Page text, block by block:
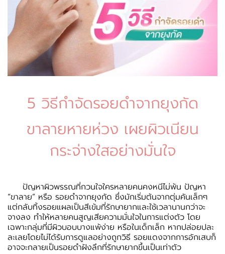
5 วิธีกำจัดรอยดำจากยุงกัด
ขาลายหายห่วง เผยผิวเนียน
กระจ่างใสอย่างมั่นใจ
ปัญหาผิวพรรณที่กวนใจใครหลายคนคงหนีไม่พ้น ปัญหา
“ขาลาย” หรือ รอยดำจากยุงกัด ซึ่งมักเริ่มต้นจากตุ่มคันเล็กๆ
แต่กลับทิ้งรอยแผลเป็นสีเข้มที่รักษายากและใช้เวลานานกว่าจะ
จางลง ทำให้หลายคนสูญเสียความมั่นใจในการแต่งตัว โดย
เฉพาะกลุ่มที่มีผิวบอบบางแพ้ง่าย หรือในเด็กเล็ก หากปล่อยปละ
ละเลยโดยไม่ได้รับการดูแลอย่างถูกวิธี รอยแดงจากการอักเสบก็
อาจจะกลายเป็นรอยดำฝังลึกที่รักษายากขึ้นเป็นเท่าตัว